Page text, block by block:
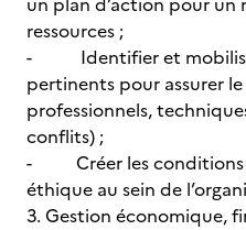
ressources ;
- Identifier et
pertinents pour assurer
professionnels,
conflits) ;
- Créer les conditions
éthique au sein de
3. Gestion économique,